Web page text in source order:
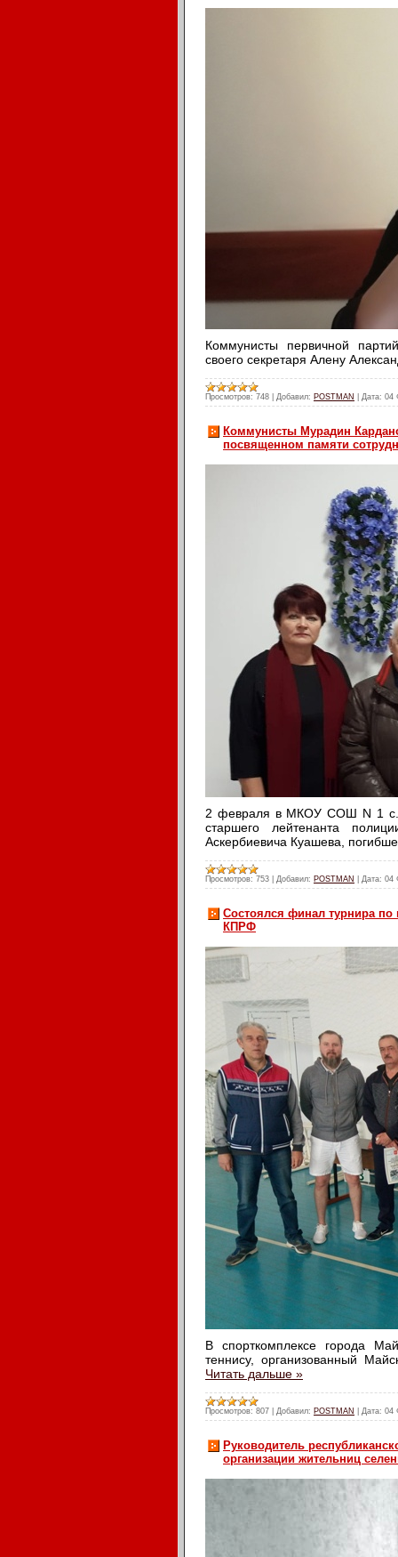
Коммунисты первичной
своего секретаря Алену
Просмотров: 748 Добавил: POSTMAN Дата: 04
Коммунисты Мурадин
посвященном памяти
2 февраля в МКОУ СОШ N 1
старшего лейтенанта
Аскербиевича Куашева,
Просмотров: 753 Добавил: POSTMAN Дата: 04
Состоялся финал турнира
КПРФ
В спорткомплексе города
теннису, организованный
Читать дальше »
Просмотров: 807 Добавил: POSTMAN Дата: 04
Руководитель
организации жительниц